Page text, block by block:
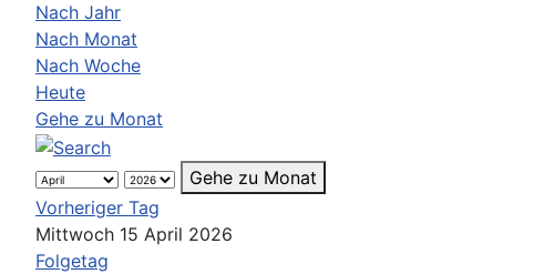
Nach Jahr
Nach Monat
Nach Woche
Heute
Gehe zu Monat
Gehe zu Monat
Vorheriger Tag
Mittwoch 15 April 2026
Folgetag